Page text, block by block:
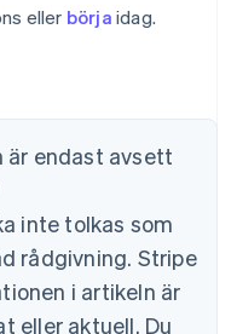
eller börja idag.
är endast avsett
inte tolkas som
rådgivning. Stripe
i artikeln är
eller aktuell. Du